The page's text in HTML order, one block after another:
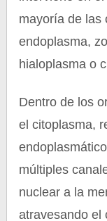
mayoría de las
endoplasma,
hialoplasma o
Dentro de los
el citoplasma,
múltiples
nuclear a la
atravesando el